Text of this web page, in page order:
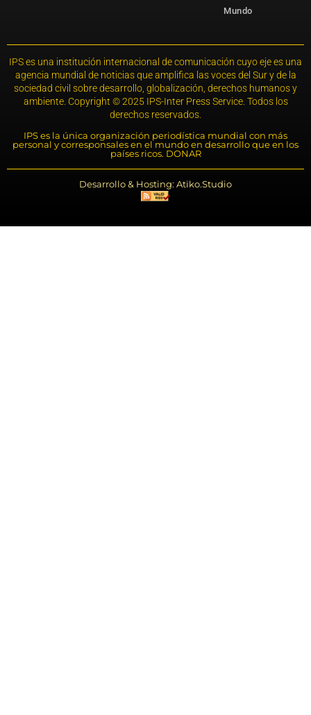
Mundo
IPS es una institución internacional de comunicación cuyo eje es una
agencia mundial de noticias que amplifica las voces del Sur y de la
sociedad civil sobre desarrollo, globalización, derechos humanos y
ambiente. Copyright © 2025 IPS-Inter Press Service. Todos los
derechos reservados.
IPS es la única organización periodística mundial con más
personal y corresponsales en el mundo en desarrollo que en los
países ricos. DONAR
Desarrollo & Hosting: Atiko.Studio